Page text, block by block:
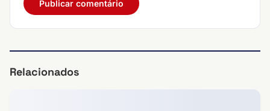
Relacionados